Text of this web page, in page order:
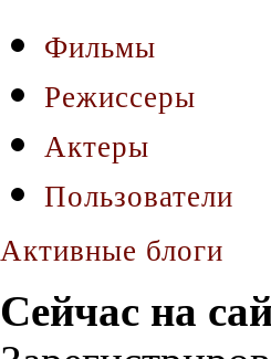
Фильмы
Режиссеры
Актеры
Пользователи
Активные блоги
Сейчас на